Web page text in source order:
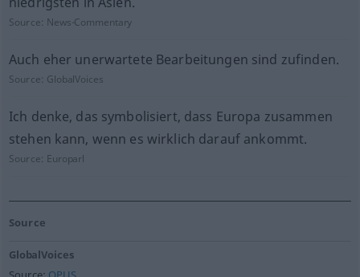
Source: News-Commentary
Auch eher unerwartete Bearbeitungen sind zufinden.
Source: GlobalVoices
Ich denke, das symbolisiert, dass Europa zusammen
stehen kann, wenn es wirklich darauf ankommt.
Source: Europarl
Source
GlobalVoices